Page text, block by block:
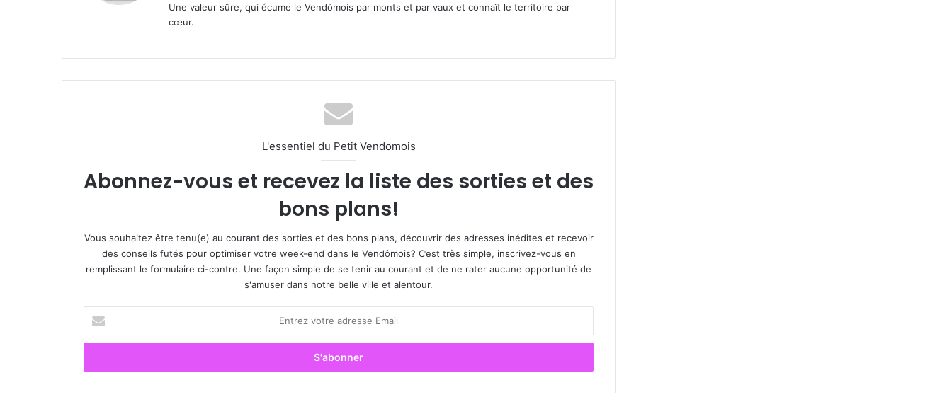
Une valeur sûre, qui écume le Vendômois par monts et par vaux et connaît le territoire par
cœur.
L'essentiel du Petit Vendomois
Abonnez-vous et recevez la liste des sorties et des
bons plans!
Vous souhaitez être tenu(e) au courant des sorties et des bons plans, découvrir des adresses inédites et recevoir
des conseils futés pour optimiser votre week-end dans le Vendômois? C’est très simple, inscrivez-vous en
remplissant le formulaire ci-contre. Une façon simple de se tenir au courant et de ne rater aucune opportunité de
s'amuser dans notre belle ville et alentour.
t
e